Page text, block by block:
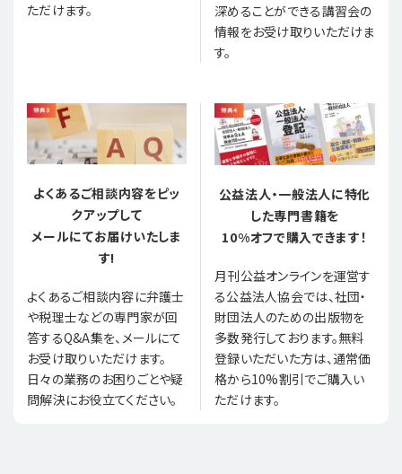
ただけます。
深めることができる講習会の
情報をお受け取りいただけま
す。
よくあるご相談内容をピッ
クアップして
メールにてお届けいたしま
す!
よくあるご相談内容に弁護士
や税理士などの専門家が回
答するQ&A集を、メールにて
お受け取りいただけます。
日々の業務のお困りごとや疑
問解決にお役立てください。
公益法人・一般法人に特化
した専門書籍を
10%オフで購入できます！
月刊公益オンラインを運営す
る公益法人協会では、社団・
財団法人のための出版物を
多数発行しております。無料
登録いただいた方は、通常価
格から10%割引でご購入い
ただけます。